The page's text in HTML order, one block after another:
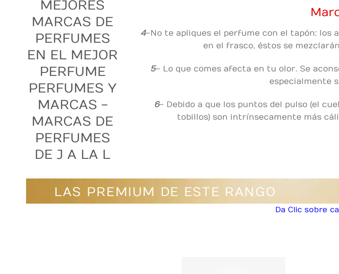
4– No te apliques el perfume con el tapón:
en el frasco, éstos se
5– Lo que comes afecta en tu olor. Se
especialmente
6– Debido a que los puntos del pulso (el
tobillos) son intrínsecamente más
LAS PREMIUM DE ESTE RANGO
Da Clic sobre